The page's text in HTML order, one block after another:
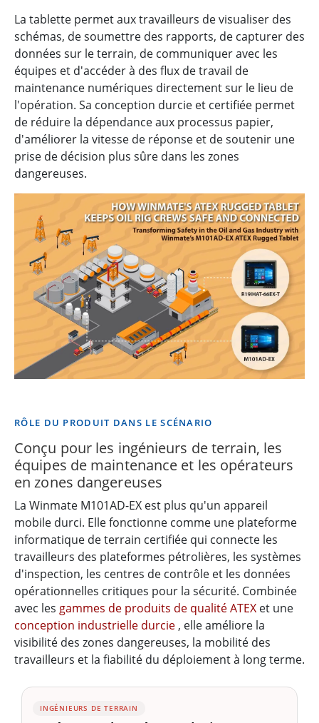
La tablette permet aux travailleurs de visualiser des
schémas, de soumettre des rapports, de capturer des
données sur le terrain, de communiquer avec les
équipes et d'accéder à des flux de travail de
maintenance numériques directement sur le lieu de
l'opération. Sa conception durcie et certifiée permet
de réduire la dépendance aux processus papier,
d'améliorer la vitesse de réponse et de soutenir une
prise de décision plus sûre dans les zones
dangereuses.
RÔLE DU PRODUIT DANS LE SCÉNARIO
Conçu pour les ingénieurs de terrain, les
équipes de maintenance et les opérateurs
en zones dangereuses
La Winmate M101AD-EX est plus qu'un appareil
mobile durci. Elle fonctionne comme une plateforme
informatique de terrain certifiée qui connecte les
travailleurs des plateformes pétrolières, les systèmes
d'inspection, les centres de contrôle et les données
opérationnelles critiques pour la sécurité. Combinée
avec les gammes de produits de qualité ATEX et une
conception industrielle durcie , elle améliore la
visibilité des zones dangereuses, la mobilité des
travailleurs et la fiabilité du déploiement à long terme.
INGÉNIEURS DE TERRAIN